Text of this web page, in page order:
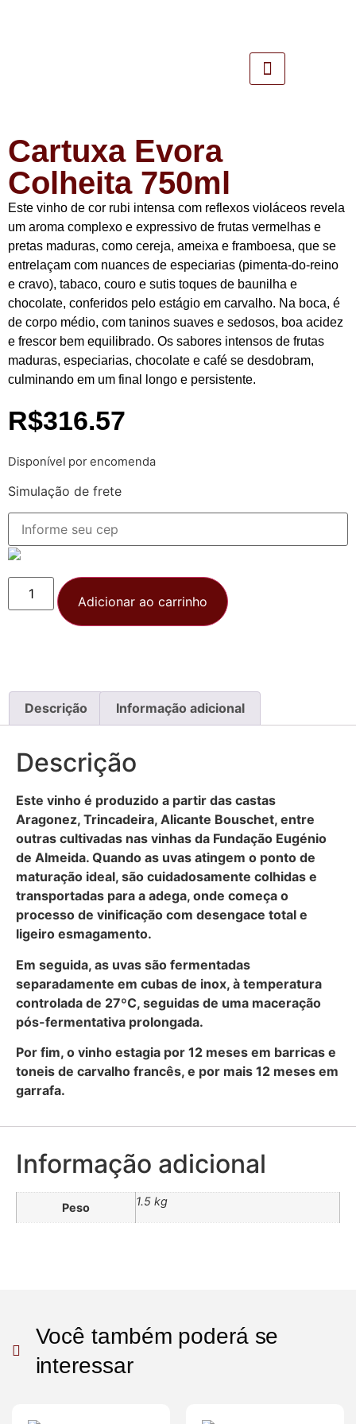
Cartuxa Evora
Colheita 750ml
Este vinho de cor rubi intensa com reflexos violáceos revela
um aroma complexo e expressivo de frutas vermelhas e
pretas maduras, como cereja, ameixa e framboesa, que se
entrelaçam com nuances de especiarias (pimenta-do-reino
e cravo), tabaco, couro e sutis toques de baunilha e
chocolate, conferidos pelo estágio em carvalho. Na boca, é
de corpo médio, com taninos suaves e sedosos, boa acidez
e frescor bem equilibrado. Os sabores intensos de frutas
maduras, especiarias, chocolate e café se desdobram,
culminando em um final longo e persistente.
R$316.57
Disponível por encomenda
Simulação de frete
Adicionar ao carrinho
Descrição Informação adicional
Descrição
Este vinho é produzido a partir das castas
Aragonez, Trincadeira, Alicante Bouschet, entre
outras cultivadas nas vinhas da Fundação Eugénio
de Almeida. Quando as uvas atingem o ponto de
maturação ideal, são cuidadosamente colhidas e
transportadas para a adega, onde começa o
processo de vinificação com desengace total e
ligeiro esmagamento.
Em seguida, as uvas são fermentadas
separadamente em cubas de inox, à temperatura
controlada de 27ºC, seguidas de uma maceração
pós-fermentativa prolongada.
Por fim, o vinho estagia por 12 meses em barricas e
toneis de carvalho francês, e por mais 12 meses em
garrafa.
Informação adicional
Peso 1.5 kg
Você também poderá se
interessar